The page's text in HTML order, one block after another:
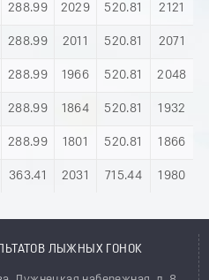
288.99 2029 520.81 2121
288.99 2011 520.81 2071
288.99 1966 520.81 2048
288.99 1864 520.81 1932
288.99 1801 520.81 1866
363.41 2031 715.44 1980
ЛЫЖНЫХ ГОНОК